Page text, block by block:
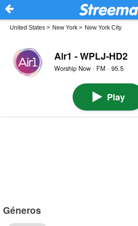
United States > New York > New York City
Air1 - WPLJ-HD2
Worship Now · FM · 95.5
Play
Géneros